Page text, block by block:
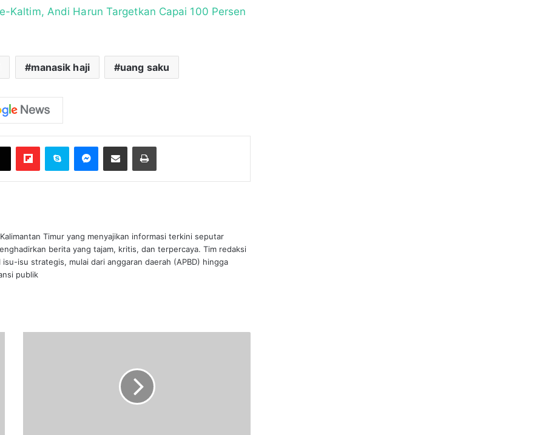
Kaltim, Andi Harun Targetkan Capai 100 Persen
manasik haji uang saku
FlipboardSkype Messenger
Bagikan melalui Email Cetak
Timur yang menyajikan informasi terkini seputar
berita yang tajam, kritis, dan terpercaya. Tim redaksi
isu strategis, mulai dari anggaran daerah (APBD) hingga
publik